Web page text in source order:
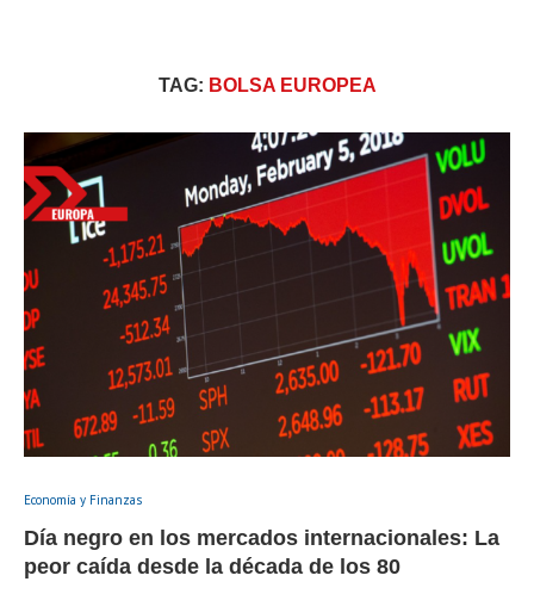
TAG: BOLSA EUROPEA
Economía y Finanzas
Día negro en los mercados internacionales: La
peor caída desde la década de los 80